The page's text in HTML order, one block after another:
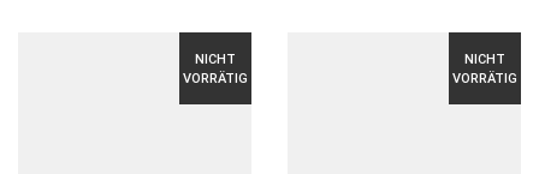
NICHT
VORRÄTIG
NICHT
VORRÄTIG